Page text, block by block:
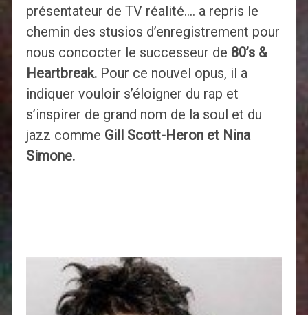
présentateur de TV réalité…. a repris le
chemin des stusios d’enregistrement pour
nous concocter le successeur de 80’s &
Heartbreak.Pour ce nouvel opus, il a
indiquer vouloir s’éloigner du rap et
s’inspirer de grand nom de la soul et du
jazz comme Gill Scott-Heron et Nina
Simone.